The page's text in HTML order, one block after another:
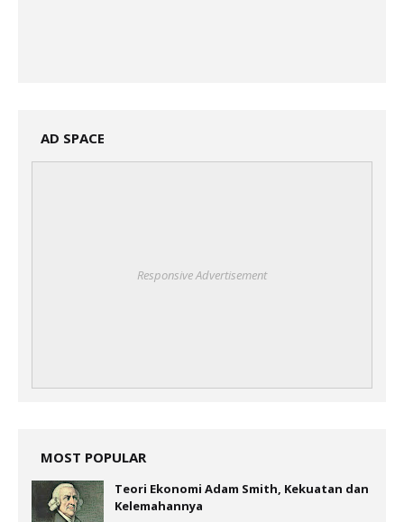
AD SPACE
Responsive Advertisement
MOST POPULAR
Teori Ekonomi Adam Smith, Kekuatan dan
Kelemahannya